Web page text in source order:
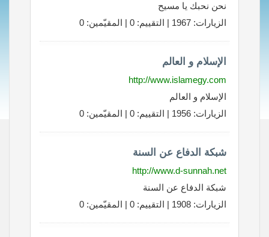
نحن نحبك يا مسيح
الزيارات: 1967 | التقييم: 0 | المقيّمين: 0
الإسلام و العالم
http://www.islamegy.com
الإسلام و العالم
الزيارات: 1956 | التقييم: 0 | المقيّمين: 0
شبكة الدفاع عن السنة
http://www.d-sunnah.net
شبكة الدفاع عن السنة
الزيارات: 1908 | التقييم: 0 | المقيّمين: 0